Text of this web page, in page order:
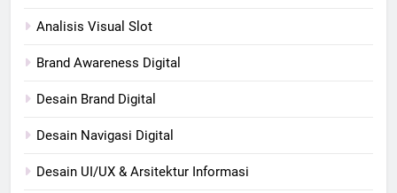
Analisis Visual Slot
Brand Awareness Digital
Desain Brand Digital
Desain Navigasi Digital
Desain UI/UX & Arsitektur Informasi